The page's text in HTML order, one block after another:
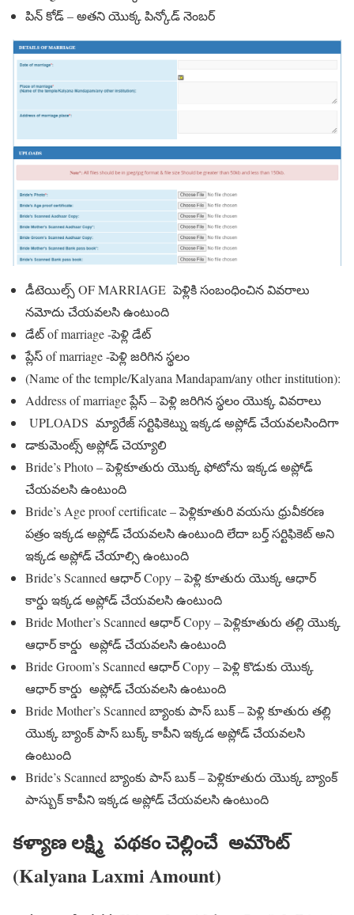
పిన్ కోడ్ – అతని యొక్క పిన్కోడ్ నెంబర్
డీటెయిల్స్ OF MARRIAGE పెళ్లికి సంబంధించిన వివరాలు
నమోదు చేయవలసి ఉంటుంది
డేట్ of marriage -పెళ్లి డేట్
ప్లేస్ of marriage -పెళ్లి జరిగిన స్థలం
(Name of the temple/Kalyana Mandapam/any other institution):
Address of marriage ప్లేస్ – పెళ్లి జరిగిన స్థలం యొక్క వివరాలు
UPLOADS మ్యారేజ్ సర్టిఫికెట్ను ఇక్కడ అప్లోడ్ చేయవలసిందిగా
డాకుమెంట్స్ అప్లోడ్ చెయ్యాలి
Bride’s Photo – పెళ్లికూతురు యొక్క ఫోటోను ఇక్కడ అప్లోడ్
చేయవలసి ఉంటుంది
Bride’s Age proof certificate – పెళ్లికూతురి వయసు ధ్రువీకరణ
పత్రం ఇక్కడ అప్లోడ్ చేయవలసి ఉంటుంది లేదా బర్త్ సర్టిఫికెట్ అని
ఇక్కడ అప్లోడ్ చేయాల్సి ఉంటుంది
Bride’s Scanned ఆధార్ Copy – పెళ్లి కూతురు యొక్క ఆధార్
కార్డు ఇక్కడ అప్లోడ్ చేయవలసి ఉంటుంది
Bride Mother’s Scanned ఆధార్ Copy – పెళ్లికూతురు తల్లి యొక్క
ఆధార్ కార్డు అప్లోడ్ చేయవలసి ఉంటుంది
Bride Groom’s Scanned ఆధార్ Copy – పెళ్లి కొడుకు యొక్క
ఆధార్ కార్డు అప్లోడ్ చేయవలసి ఉంటుంది
Bride Mother’s Scanned బ్యాంకు పాస్ బుక్ – పెళ్లి కూతురు తల్లి
యొక్క బ్యాంక్ పాస్ బుక్క్ కాపీని ఇక్కడ అప్లోడ్ చేయవలసి
ఉంటుంది
Bride’s Scanned బ్యాంకు పాస్ బుక్ – పెళ్లికూతురు యొక్క బ్యాంక్
పాస్బుక్ కాపీని ఇక్కడ అప్లోడ్ చేయవలసి ఉంటుంది
కళ్యాణ లక్ష్మి పథకం చెల్లించే అమౌంట్
(Kalyana Laxmi Amount)